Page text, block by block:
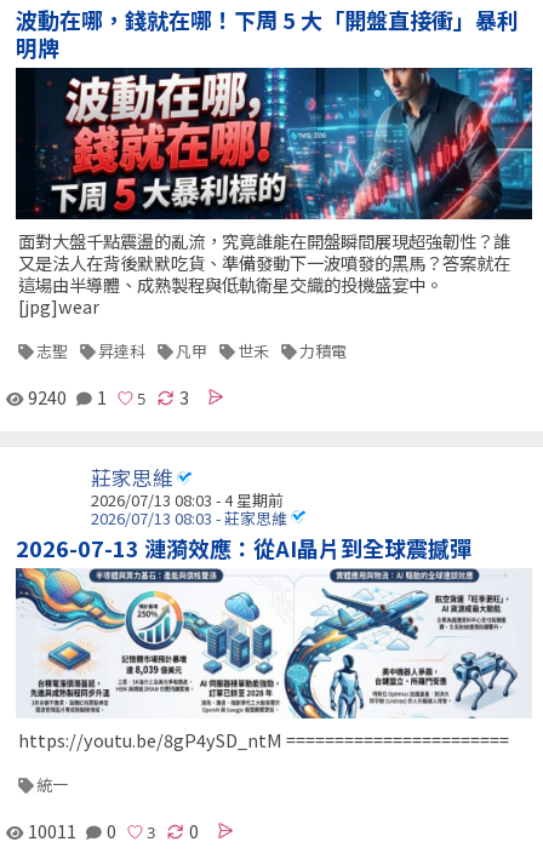
波動在哪，錢就在哪！下周 5 大「開盤直接衝」暴利
明牌
面對大盤千點震盪的亂流，究竟誰能在開盤瞬間展現超強韌性？誰
又是法人在背後默默吃貨、準備發動下一波噴發的黑馬？答案就在
這場由半導體、成熟製程與低軌衛星交織的投機盛宴中。
[jpg]wear
志聖 昇達科 凡甲 世禾 力積電
9240 1 3
莊家思維
2026/07/13 08:03 - 4 星期前
2026/07/13 08:03 - 莊家思維
2026-07-13 漣漪效應：從AI晶片到全球震撼彈
https://youtu.be/8gP4ySD_ntM =======================
統一
10011 0 0